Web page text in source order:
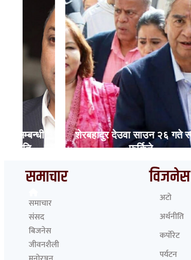
शेरबहादुर देउवा साउन २६ गते स्वदेश
फर्किने
समाचार
समाचार
संसद
बिजनेस
जीवनशैली
विजनेस
अटो
अर्थनीति
कर्पोरेट
पर्यटन